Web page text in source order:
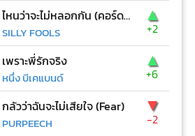
ไหนว่าจะไม่หลอกกัน (คอร์ด ง่ายๆ)
SILLY FOOLS
▲
+2
เพราะพี่รักจริง
หนึ่ง บีเคแบนด์
▲
+6
กลัวว่าฉันจะไม่เสียใจ (Fear)
PURPEECH
▼
-2